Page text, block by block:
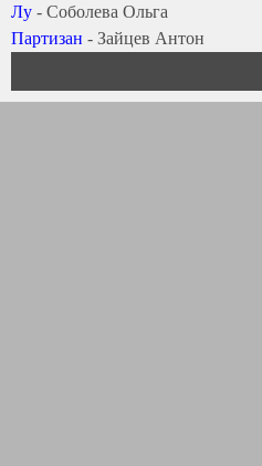
Лу - Соболева Ольга
Партизан - Зайцев Антон